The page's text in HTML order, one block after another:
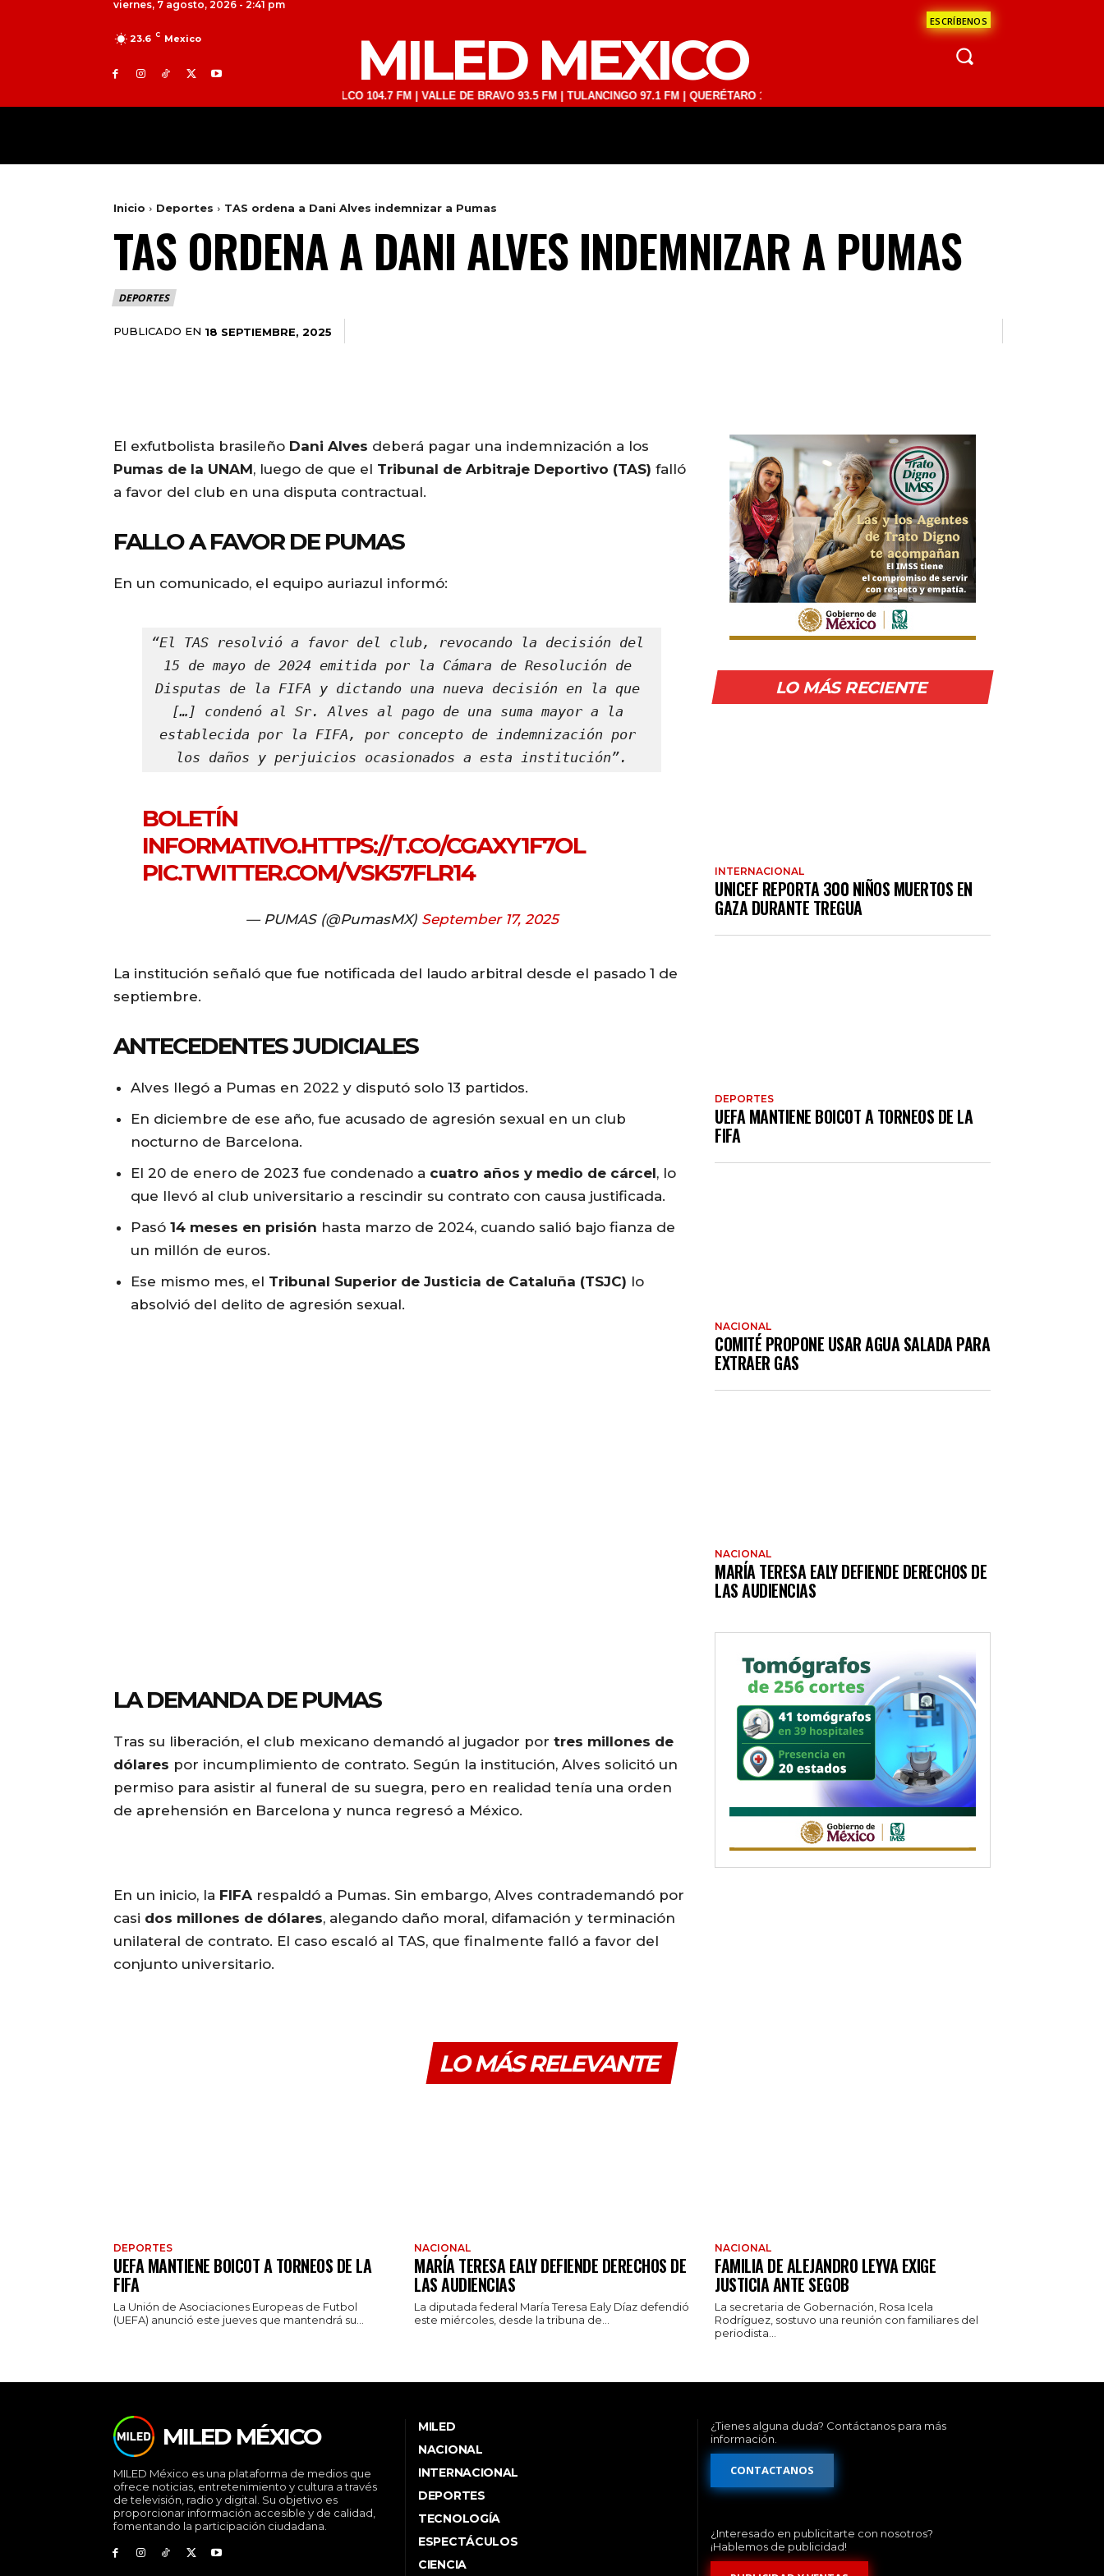
viernes, 7 agosto, 2026 - 2:41 pm
ESCRÍBENOS
23.6 C Mexico MILED MEXICO
TOLUCA 98.9 FM | ATLACOMULCO 104.7 FM | VALLE DE BRAVO 93.5 FM | TULANCINGO 97.1 FM | QUERÉTARO 103.1 FM | SAN JUAN DEL RÍO 93.1 FM | GUADALAJARA 1510 AM | LA
Inicio Deportes TAS ordena a Dani Alves indemnizar a Pumas
TAS ORDENA A DANI ALVES INDEMNIZAR A PUMAS
DEPORTES
PUBLICADO EN 18 SEPTIEMBRE, 2025
El exfutbolista brasileño Dani Alves deberá pagar una indemnización a los
Pumas de la UNAM, luego de que el Tribunal de Arbitraje Deportivo (TAS) falló
a favor del club en una disputa contractual.
FALLO A FAVOR DE PUMAS
En un comunicado, el equipo auriazul informó:
“El TAS resolvió a favor del club, revocando la decisión del
15 de mayo de 2024 emitida por la Cámara de Resolución de
Disputas de la FIFA y dictando una nueva decisión en la que
[…] condenó al Sr. Alves al pago de una suma mayor a la
establecida por la FIFA, por concepto de indemnización por
los daños y perjuicios ocasionados a esta institución”.
BOLETÍN
INFORMATIVO.HTTPS://T.CO/CGAXY1F7OL
PIC.TWITTER.COM/VSK57FLR14
— PUMAS (@PumasMX) September 17, 2025
La institución señaló que fue notificada del laudo arbitral desde el pasado 1 de
septiembre.
ANTECEDENTES JUDICIALES
Alves llegó a Pumas en 2022 y disputó solo 13 partidos.
En diciembre de ese año, fue acusado de agresión sexual en un club
nocturno de Barcelona.
El 20 de enero de 2023 fue condenado a cuatro años y medio de cárcel, lo
que llevó al club universitario a rescindir su contrato con causa justificada.
Pasó 14 meses en prisión hasta marzo de 2024, cuando salió bajo fianza de
un millón de euros.
Ese mismo mes, el Tribunal Superior de Justicia de Cataluña (TSJC) lo
absolvió del delito de agresión sexual.
LA DEMANDA DE PUMAS
Tras su liberación, el club mexicano demandó al jugador por tres millones de
dólares por incumplimiento de contrato. Según la institución, Alves solicitó un
permiso para asistir al funeral de su suegra, pero en realidad tenía una orden
de aprehensión en Barcelona y nunca regresó a México.
En un inicio, la FIFA respaldó a Pumas. Sin embargo, Alves contrademandó por
casi dos millones de dólares, alegando daño moral, difamación y terminación
unilateral de contrato. El caso escaló al TAS, que finalmente falló a favor del
conjunto universitario.
LO MÁS RECIENTE
INTERNACIONAL
UNICEF REPORTA 300 NIÑOS MUERTOS EN
GAZA DURANTE TREGUA
DEPORTES
UEFA MANTIENE BOICOT A TORNEOS DE LA
FIFA
NACIONAL
COMITÉ PROPONE USAR AGUA SALADA PARA
EXTRAER GAS
NACIONAL
MARÍA TERESA EALY DEFIENDE DERECHOS DE
LAS AUDIENCIAS
LO MÁS RELEVANTE
DEPORTES
UEFA MANTIENE BOICOT A TORNEOS DE LA
FIFA
La Unión de Asociaciones Europeas de Futbol
(UEFA) anunció este jueves que mantendrá su...
NACIONAL
MARÍA TERESA EALY DEFIENDE DERECHOS DE
LAS AUDIENCIAS
La diputada federal María Teresa Ealy Díaz defendió
este miércoles, desde la tribuna de...
NACIONAL
FAMILIA DE ALEJANDRO LEYVA EXIGE
JUSTICIA ANTE SEGOB
La secretaria de Gobernación, Rosa Icela
Rodríguez, sostuvo una reunión con familiares del
periodista...
MILED MÉXICO
MILED México es una plataforma de medios que
ofrece noticias, entretenimiento y cultura a través
de televisión, radio y digital. Su objetivo es
proporcionar información accesible y de calidad,
fomentando la participación ciudadana.
MILED
NACIONAL
INTERNACIONAL
DEPORTES
TECNOLOGÍA
ESPECTÁCULOS
CIENCIA
¿Tienes alguna duda? Contáctanos para más
información.
CONTACTANOS
¿Interesado en publicitarte con nosotros?
¡Hablemos de publicidad!